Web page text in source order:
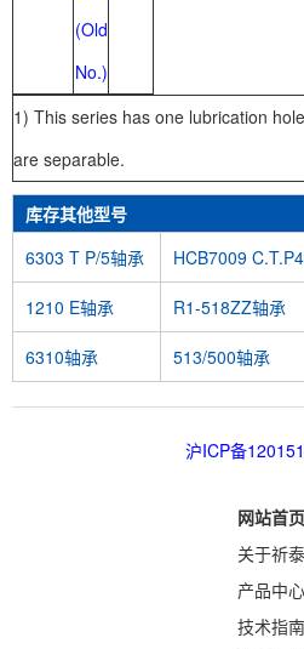
(Old
No.)
1) This series has one lubrication
are separable.
库存其他型号
6303 T P/5轴承
HCB7009
1210 E轴承 R1-518ZZ轴承
6310轴承 513/500轴承
沪ICP备
网站首页
关于祈泰
产品中心
技术指南